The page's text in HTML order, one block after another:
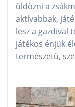
üldözni a
aktívabbak,
lesz a gazdival
játékos énjük
természetű,